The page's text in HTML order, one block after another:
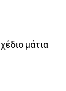
μάτια